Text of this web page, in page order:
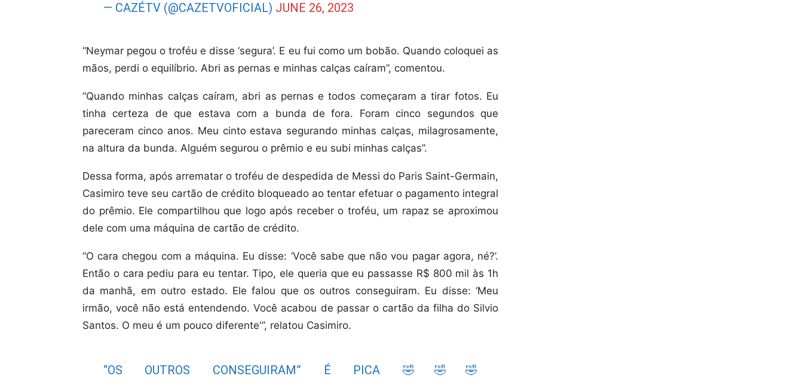
— CAZÉTV (@CAZETVOFICIAL) JUNE 26, 2023
“Neymar pegou o troféu e disse ‘segura’. E eu fui como um bobão. Quando coloquei as
mãos, perdi o equilíbrio. Abri as pernas e minhas calças caíram”, comentou.
“Quando minhas calças caíram, abri as pernas e todos começaram a tirar fotos. Eu
tinha certeza de que estava com a bunda de fora. Foram cinco segundos que
pareceram cinco anos. Meu cinto estava segurando minhas calças, milagrosamente,
na altura da bunda. Alguém segurou o prêmio e eu subi minhas calças”.
Dessa forma, após arrematar o troféu de despedida de Messi do Paris Saint-Germain,
Casimiro teve seu cartão de crédito bloqueado ao tentar efetuar o pagamento integral
do prêmio. Ele compartilhou que logo após receber o troféu, um rapaz se aproximou
dele com uma máquina de cartão de crédito.
“O cara chegou com a máquina. Eu disse: ‘Você sabe que não vou pagar agora, né?’.
Então o cara pediu para eu tentar. Tipo, ele queria que eu passasse R$ 800 mil às 1h
da manhã, em outro estado. Ele falou que os outros conseguiram. Eu disse: ‘Meu
irmão, você não está entendendo. Você acabou de passar o cartão da filha do Silvio
Santos. O meu é um pouco diferente'”, relatou Casimiro.
“OS OUTROS CONSEGUIRAM” É PICA 🤣🤣🤣